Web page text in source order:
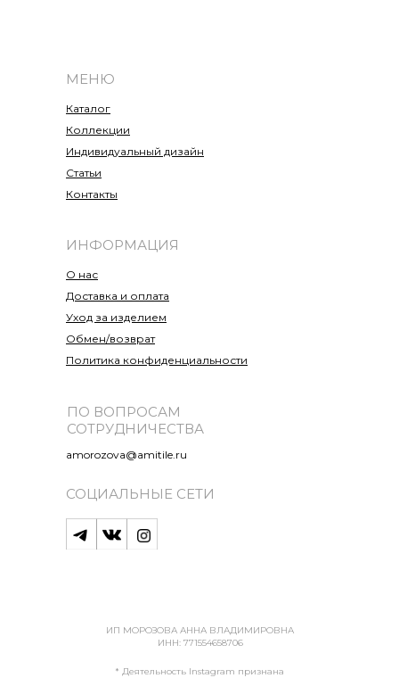
Каталог
Коллекции
Индивидуальный дизайн
Статьи
Контакты
МЕНЮ
О нас
Доставка и оплата
Уход за изделием
Обмен/возврат
Политика конфиденциальности
ИНФОРМАЦИЯ
amorozova@amitile.ru
ИП МОРОЗОВА АННА ВЛАДИМИРОВНА
ИНН: 771554658706
ПО ВОПРОСАМ
СОТРУДНИЧЕСТВА
СОЦИАЛЬНЫЕ СЕТИ
* Деятельность Instagram признана